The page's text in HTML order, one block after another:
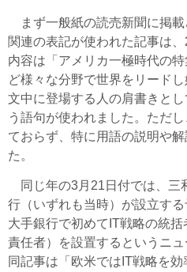
まず一般紙の読売新聞に掲
関連の表記が使われた記事は
内容は「アメリカ一極時代の
ど様々な分野で世界をリード
文中に登場する人の肩書きと
う語句が使われました。ただ
ておらず、特に用語の説明や
た。
同じ年の3月21日付では、三
行（いずれも当時）が設立す
大手銀行で初めてIT戦略の統
責任者）を設置するというニュ
同記事は「欧米ではIT戦略を